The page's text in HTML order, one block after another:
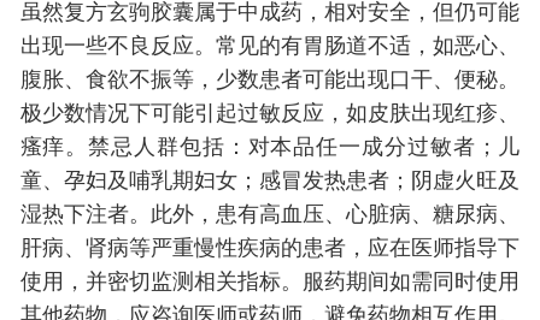
虽然复方玄驹胶囊属于中成药，相对安全，但仍可能
出现一些不良反应。常见的有胃肠道不适，如恶心、
腹胀、食欲不振等，少数患者可能出现口干、便秘。
极少数情况下可能引起过敏反应，如皮肤出现红疹、
瘙痒。禁忌人群包括：对本品任一成分过敏者；儿
童、孕妇及哺乳期妇女；感冒发热患者；阴虚火旺及
湿热下注者。此外，患有高血压、心脏病、糖尿病、
肝病、肾病等严重慢性疾病的患者，应在医师指导下
使用，并密切监测相关指标。服药期间如需同时使用